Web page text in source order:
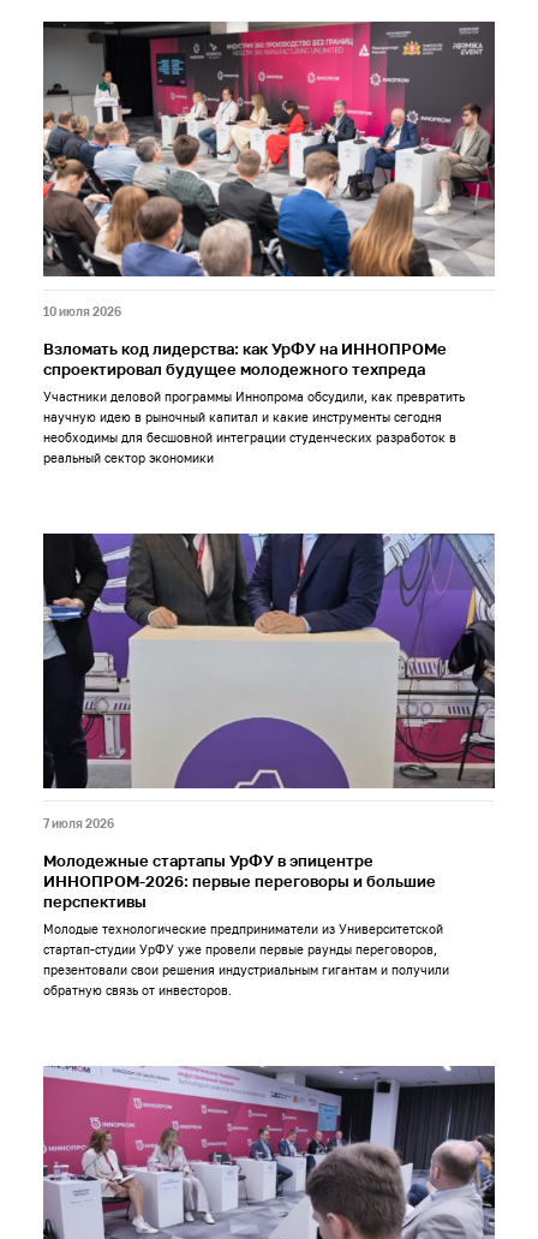
10 июля 2026
Взломать код лидерства: как УрФУ на ИННОПРОМе
спроектировал будущее молодежного техпреда
Участники деловой программы Иннопрома обсудили, как превратить
научную идею в рыночный капитал и какие инструменты сегодня
необходимы для бесшовной интеграции студенческих разработок в
реальный сектор экономики
7 июля 2026
Молодежные стартапы УрФУ в эпицентре
ИННОПРОМ-2026: первые переговоры и большие
перспективы
Молодые технологические предприниматели из Университетской
стартап-студии УрФУ уже провели первые раунды переговоров,
презентовали свои решения индустриальным гигантам и получили
обратную связь от инвесторов.